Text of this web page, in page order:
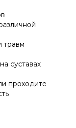
травм
суставах
проходите